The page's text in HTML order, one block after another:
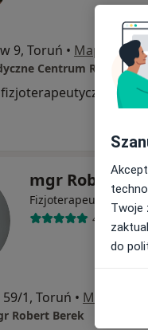
9, Toruń • Mapa
Centrum
mgr Robert
Fizjoterapeuta ·Więcej
459 opinii
1, Toruń • Mapa
Robert Berek
Twoje
do